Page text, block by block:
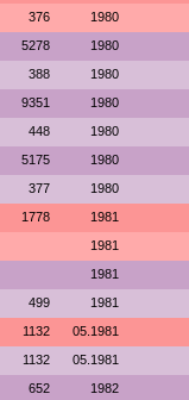
376 1980
5278 1980
388 1980
9351 1980
448 1980
5175 1980
377 1980
1778 1981
1981
1981
499 1981
1132 05.1981
1132 05.1981
652 1982